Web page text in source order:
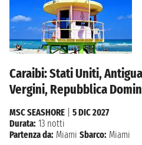
Caraibi: Stati Uniti,
Vergini, Repubblica
MSC SEASHORE
5 DIC 2027
Durata: 13 notti
Partenza da: Miami Sbarco: Miami